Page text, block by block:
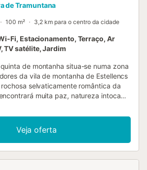
de Tramuntana
100 m² 3,2 km para o centro da cidade
Fi, Estacionamento, Terraço, Ar
TV satélite, Jardim
de montanha situa-se numa zona
da vila de montanha de Estellencs
selvaticamente romântica da
muita paz, natureza intocada
de 12 km. O terraço tornar-se-á
favorito. Por entre as oliveiras
vislumbrar o mar a partir do
prático no jardim. Solicite o berço 1
Veja oferta